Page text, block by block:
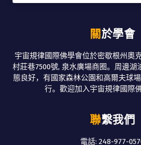
關於學會
宇宙規律國際佛學會位於密歇根州奧
村莊巷7500號, 泉水廣場商圈。周邊湖
態良好，有國家森林公園和高爾夫球
行。歡迎加入宇宙規律國際
聯繫我們
電話: 248-977-